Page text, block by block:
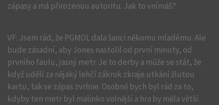
zápasy a má přirozenou autoritu. Jak to vnímáš?
VF: Jsem rád, že PGMOL dala šanci někomu mladému. Ale
bude zásadní, aby Jones nastolil od první minuty, od
prvního faulu, jasný metr. Je to derby a může se stát, že
když udělí za nějaký lehčí zákrok zkraje utkání žlutou
kartu, tak se zápas zvrhne. Osobně bych byl rád za to,
kdyby ten metr byl malinko volnější a hra by měla větší